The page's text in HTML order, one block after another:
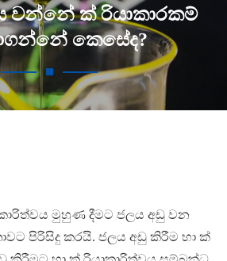
වන්නේ ක් රියාකාරකම්
කෙසේද?
මුහුණ දීමට ජලය අඩු වන
පිරිසිදු කරයි. ජලය අඩු කිරීම හා ක්